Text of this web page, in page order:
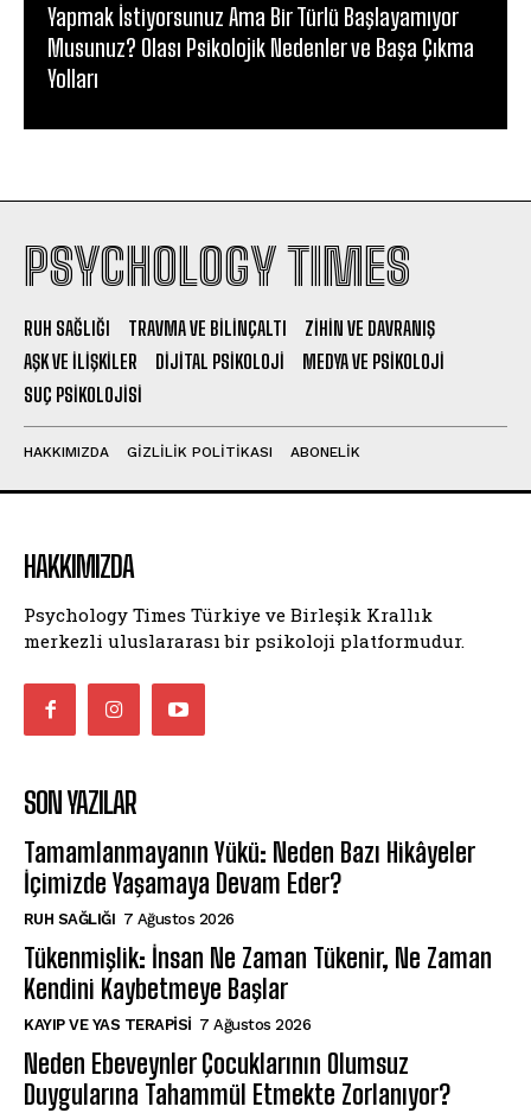
Yapmak İstiyorsunuz Ama Bir Türlü Başlayamıyor
Musunuz? Olası Psikolojik Nedenler ve Başa Çıkma
Yolları
PSYCHOLOGY TIMES
RUH SAĞLIĞI TRAVMA VE BILINÇALTI
ZIHIN VE DAVRANIŞ
AŞK VE İLIŞKILER
DIJITAL PSIKOLOJI
MEDYA VE PSIKOLOJI
SUÇ PSIKOLOJISI
HAKKIMIZDA GIZLILIK POLITIKASI ABONELIK
HAKKIMIZDA
Psychology Times Türkiye ve Birleşik Krallık
merkezli uluslararası bir psikoloji platformudur.
SON YAZILAR
Tamamlanmayanın Yükü: Neden Bazı Hikâyeler
İçimizde Yaşamaya Devam Eder?
⁠RUH SAĞLIĞI 7 Ağustos 2026
Tükenmişlik: İnsan Ne Zaman Tükenir, Ne Zaman
Kendini Kaybetmeye Başlar
KAYIP VE YAS TERAPISI 7 Ağustos 2026
Neden Ebeveynler Çocuklarının Olumsuz
Duygularına Tahammül Etmekte Zorlanıyor?